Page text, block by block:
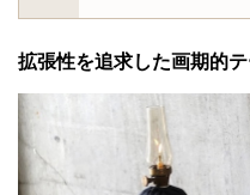
拡張性を追求した画期的テ